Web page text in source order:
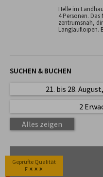
Helle im
4 Personen.
zentrumsnah,
Langlaufloipen.
SUCHEN & BUCHEN
21. bis 28.
2
Alles zeigen
Geprüfte Qualität
F ✷✷✷